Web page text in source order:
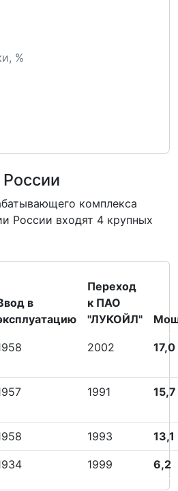
%
комплекса
России входят 4 крупных
в
Переход
к ПАО
"ЛУКОЙЛ"
2002 17,0
1991 15,7
1993 13,1
1999 6,2